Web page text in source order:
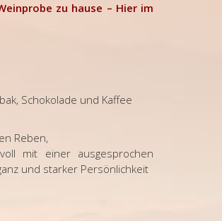
zu hause – Hier im
Schokolade und Kaffee
Reben,
mit einer ausgesprochen
und starker Persönlichkeit